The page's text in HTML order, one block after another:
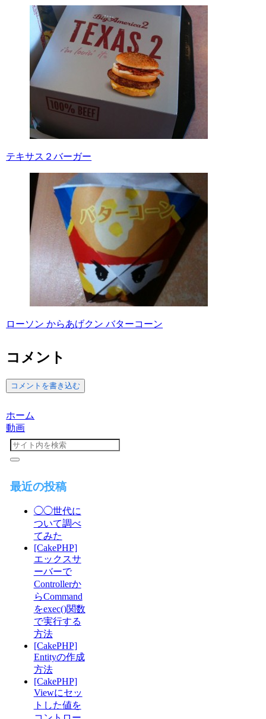
テキサス２バーガー
ローソン からあげクン バターコーン
コメント
コメントを書き込む
ホーム
動画
最近の投稿
◯◯世代に
ついて調べ
てみた
[CakePHP]
エックスサ
ーバーで
Controllerか
らCommand
をexec()関数
で実行する
方法
[CakePHP]
Entityの作成
方法
[CakePHP]
Viewにセッ
トした値を